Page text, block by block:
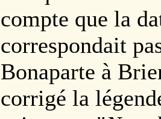
compte que la
correspondait
Bonaparte à
corrigé la